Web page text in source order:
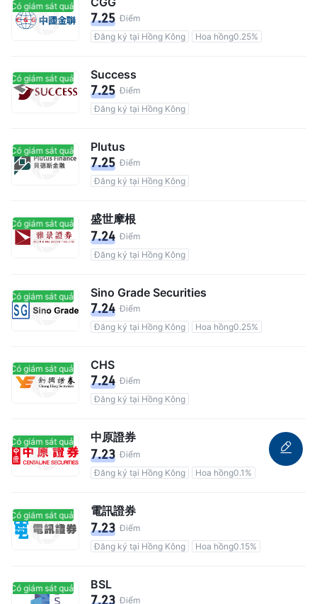
Có giám sát quản lý Có giám sát quản lý
7.25 Điểm
Đăng ký tại Hồng Kông
Hoa hồng0.25%
Có giám sát quản lý Có giám sát quản lý
Success
7.25 Điểm
Đăng ký tại Hồng Kông
Có giám sát quản lý Có giám sát quản lý
Plutus
7.25 Điểm
Đăng ký tại Hồng Kông
Có giám sát quản lý Có giám sát quản lý
盛世摩根
7.24 Điểm
Đăng ký tại Hồng Kông
Có giám sát quản lý Có giám sát quản lý
Sino Grade Securities
7.24 Điểm
Đăng ký tại Hồng Kông
Hoa hồng0.25%
Có giám sát quản lý Có giám sát quản lý
CHS
7.24 Điểm
Đăng ký tại Hồng Kông
Có giám sát quản lý Có giám sát quản lý
中原證券
7.23 Điểm
Đăng ký tại Hồng Kông
Hoa hồng0.1%
Có giám sát quản lý Có giám sát quản lý
電訊證券
7.23 Điểm
Đăng ký tại Hồng Kông
Hoa hồng0.15%
Có giám sát quản lý Có giám sát quản lý
BSL
7.23 Điểm